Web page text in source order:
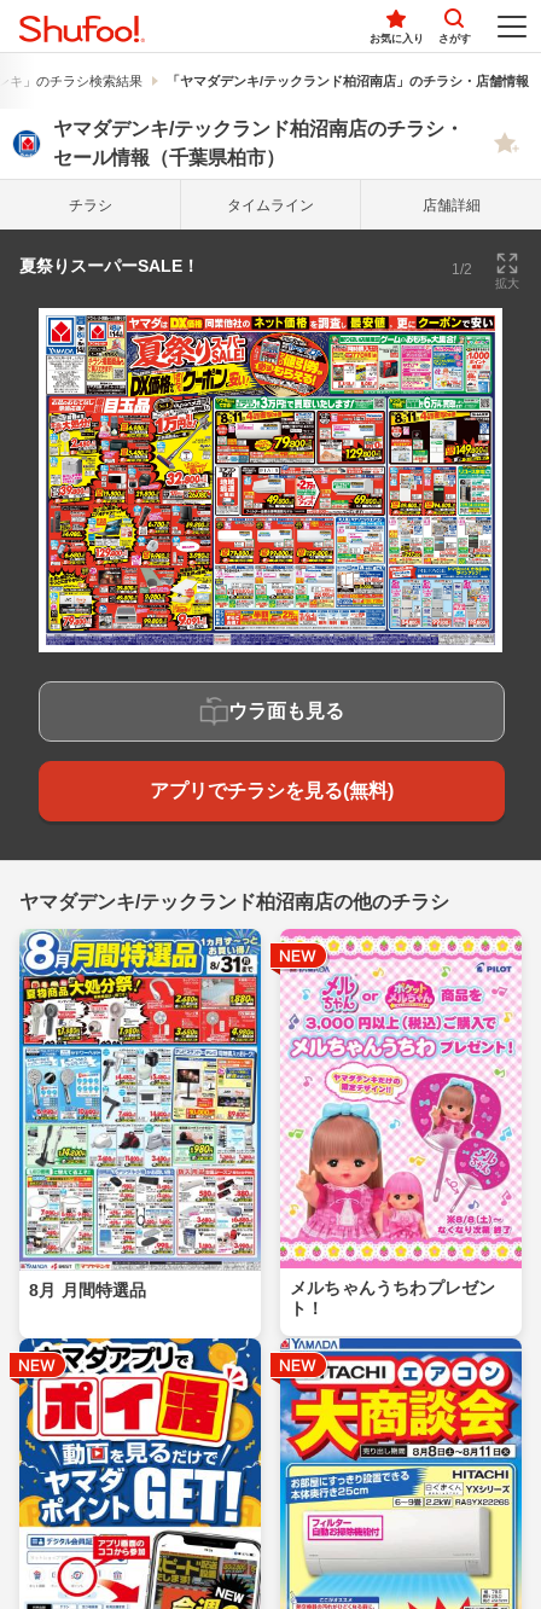
お気に入り さがす
キ」のチラシ検索結果 「ヤマダデンキ/テックランド柏沼南店」のチラシ・店舗情報
ヤマダデンキ/テックランド柏沼南店のチラシ・
セール情報（千葉県柏市）
チラシ タイム ライン 店舗詳細
夏祭りスーパーSALE！ 1/2
拡大
ウラ面も見る
アプリでチラシを見る(無料)
ヤマダデンキ/テックランド柏沼南店の他のチラシ
8月 月間特選品
メルちゃんうちわプレゼン
ト！